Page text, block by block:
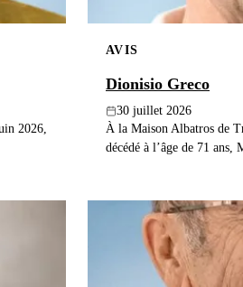
2026,
AVIS
Dionisio Greco
30 juillet 2026
À la Maison Albatros de
décédé à l’âge de 71 ans,